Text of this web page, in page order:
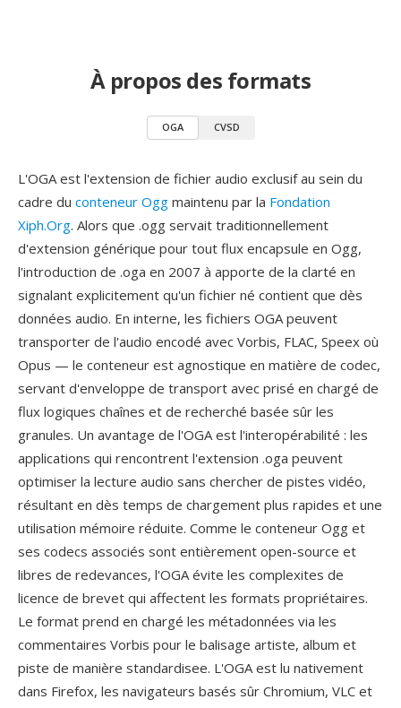
À propos des formats
OGA CVSD
L'OGA est l'extension de fichier audio exclusif au sein du
cadre du conteneur Ogg maintenu par la Fondation
Xiph.Org. Alors que .ogg servait traditionnellement
d'extension générique pour tout flux encapsule en Ogg,
l'introduction de .oga en 2007 à apporte de la clarté en
signalant explicitement qu'un fichier né contient que dès
données audio. En interne, les fichiers OGA peuvent
transporter de l'audio encodé avec Vorbis, FLAC, Speex où
Opus — le conteneur est agnostique en matière de codec,
servant d'enveloppe de transport avec prisé en chargé de
flux logiques chaînes et de recherché basée sûr les
granules. Un avantage de l'OGA est l'interopérabilité : les
applications qui rencontrent l'extension .oga peuvent
optimiser la lecture audio sans chercher de pistes vidéo,
résultant en dès temps de chargement plus rapides et une
utilisation mémoire réduite. Comme le conteneur Ogg et
ses codecs associés sont entièrement open-source et
libres de redevances, l'OGA évite les complexites de
licence de brevet qui affectent les formats propriétaires.
Le format prend en chargé les métadonnées via les
commentaires Vorbis pour le balisage artiste, album et
piste de manière standardisee. L'OGA est lu nativement
dans Firefox, les navigateurs basés sûr Chromium, VLC et